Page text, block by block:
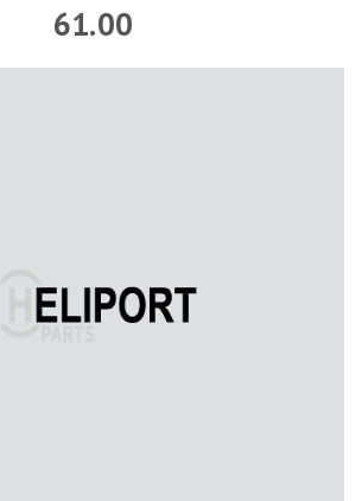
61.00